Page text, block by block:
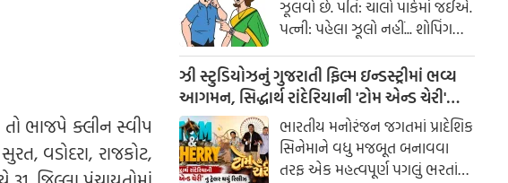
ભાજપે ક્લીન સ્વીપ
વડોદરા, રાજકોટ,
ઝૂલવો છે. પતિ: ચાલો પાર્કમાં જઈએ.
પત્ની: પહેલા ઝૂલો નહીં... શોપિંગ
કરાવ!
ઝી સ્ટુડિયોઝનું ગુજરાતી ફિલ્મ ઇન્ડસ્ટ્રીમાં ભવ્ય
આગમન, સિદ્ધાર્થ રાંદેરિયાની 'ટોમ એન્ડ ચેરી'
સાથે કરશે શરૂઆત; ટ્રેલર થયું રિલીઝ
ભારતીય મનોરંજન જગતમાં પ્રાદેશિક
સિનેમાને વધુ મજબૂત બનાવવા
તરફ એક મહત્વપૂર્ણ પગલું ભરતાં